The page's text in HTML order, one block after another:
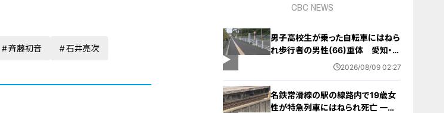
斉藤初音 石井亮次
CBC NEWS
男子高校生が乗った自転車にはねら
れ歩行者の男性(66)重体 愛知・み
2026/08/09 02:27
名鉄常滑線の駅の線路内で19歳女
性が特急列車にはねられ死亡 一部